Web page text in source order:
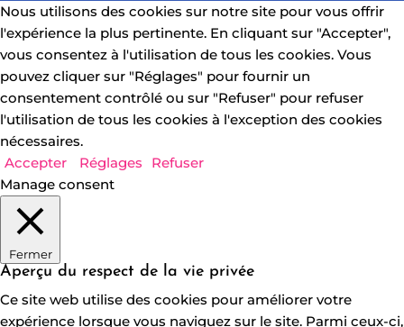
Nous utilisons des cookies sur notre site pour vous offrir
l'expérience la plus pertinente. En cliquant sur "Accepter",
vous consentez à l'utilisation de tous les cookies. Vous
pouvez cliquer sur "Réglages" pour fournir un
consentement contrôlé ou sur "Refuser" pour refuser
l'utilisation de tous les cookies à l'exception des cookies
nécessaires.
Accepter
Réglages
Refuser
Manage consent
Fermer
Aperçu du respect de la vie privée
Ce site web utilise des cookies pour améliorer votre
expérience lorsque vous naviguez sur le site. Parmi ceux-ci,